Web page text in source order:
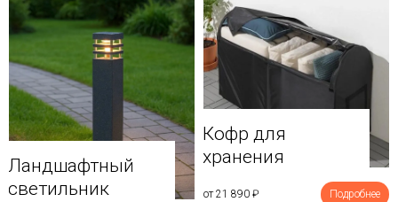
Ландшафтный
светильник
Кофр для
хранения
от 21 890 ₽ Подробнее